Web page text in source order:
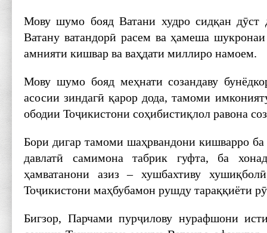
Мову шумо бояд Ватани худро сидқан дӯст
Ватану ватандорӣ расем ва ҳамеша
амнияти кишвар ва ваҳдати миллиро намоем.
Мову шумо бояд меҳнати созандаву
асосии зиндагӣ қарор дода, тамоми
ободии Тоҷикистони соҳибистиқлол равона
Бори дигар тамоми шаҳрвандони кишварро
давлатӣ самимона табрик гуфта, ба
ҳамватанони азиз – хушбахтиву
Тоҷикистони маҳбубамон рушду тараққиёти
Бигзор, Парчами пурҷилову нурафшони